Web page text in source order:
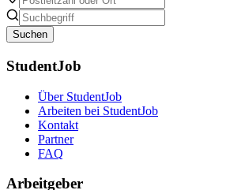
Suchen
StudentJob
Über StudentJob
Arbeiten bei StudentJob
Kontakt
Partner
FAQ
Arbeitgeber